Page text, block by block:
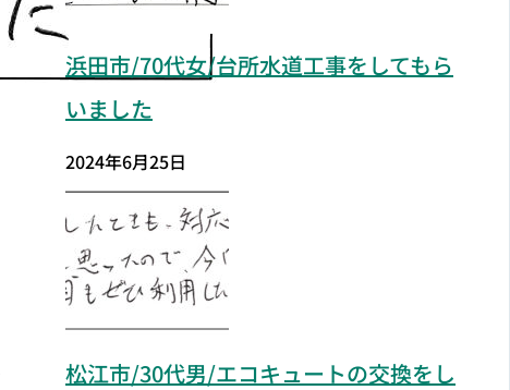
浜田市/70代女/台所水道工事をしてもら
いました
2024年6月25日
松江市/30代男/エコキュートの交換をし